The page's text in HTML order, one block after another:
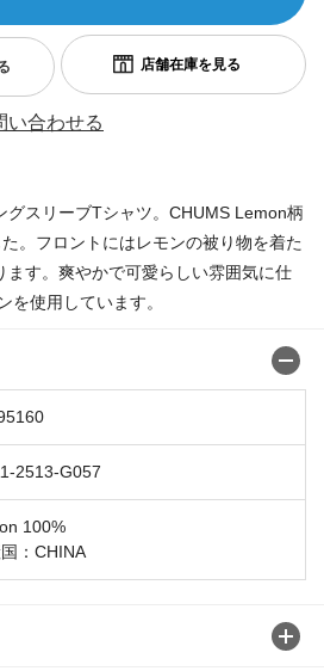
い合わせる
グスリーブTシャツ。CHUMS Lemon柄
。フロントにはレモンの被り物を着た
ます。爽やかで可愛らしい雰囲気に仕
を使用しています。
2513-G057
100%
：CHINA